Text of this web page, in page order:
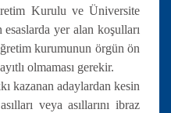
Kurulu ve Üniversite
esaslarda yer alan koşulları
kurumunun örgün ön
olmaması gerekir.
kazanan adaylardan kesin
veya asıllarını ibraz